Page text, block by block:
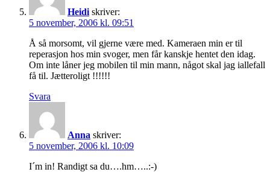
Heidi skriver:
5 november, 2006 kl. 09:51
Å så morsomt, vil gjerne være med. Kameraen min er til
reperasjon hos min svoger, men får kanskje hentet den idag.
Om inte låner jeg mobilen til min mann, något skal jag iallefall
få til. Jætteroligt !!!!!!
Svara
Anna skriver:
5 november, 2006 kl. 10:09
I´m in! Randigt sa du….hm…..:-)